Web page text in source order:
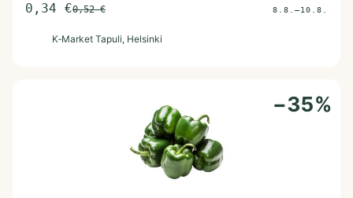
0,34 €0,52€ 8.8.–10.8.
K‑Market Tapuli, Helsinki
−35%